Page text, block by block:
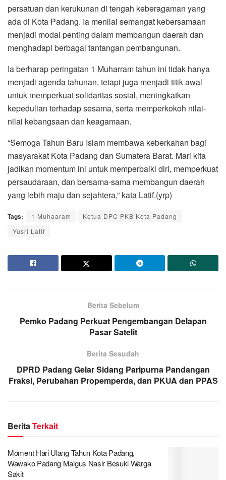
persatuan dan kerukunan di tengah keberagaman yang
ada di Kota Padang. Ia menilai semangat kebersamaan
menjadi modal penting dalam membangun daerah dan
menghadapi berbagai tantangan pembangunan.
Ia berharap peringatan 1 Muharram tahun ini tidak hanya
menjadi agenda tahunan, tetapi juga menjadi titik awal
untuk memperkuat solidaritas sosial, meningkatkan
kepedulian terhadap sesama, serta memperkokoh nilai-
nilai kebangsaan dan keagamaan.
“Semoga Tahun Baru Islam membawa keberkahan bagi
masyarakat Kota Padang dan Sumatera Barat. Mari kita
jadikan momentum ini untuk memperbaiki diri, memperkuat
persaudaraan, dan bersama-sama membangun daerah
yang lebih maju dan sejahtera,” kata Latif.(yrp)
Tags: 1 Muhaaram
Ketua DPC PKB Kota Padang
Yusri Latif
Berita Sebelum
Pemko Padang Perkuat Pengembangan Delapan
Pasar Satelit
Berita Sesudah
DPRD Padang Gelar Sidang Paripurna Pandangan
Fraksi, Perubahan Propemperda, dan PKUA dan PPAS
BeritaTerkait
Moment Hari Ulang Tahun Kota Padang,
Wawako Padang Maigus Nasir Besuki Warga
Sakit